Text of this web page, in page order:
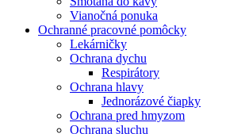
Vianočná ponuka
Ochranné pracovné pomôcky
Lekárničky
Ochrana dychu
Respirátory
Ochrana hlavy
Jednorázové čiapky
Ochrana pred hmyzom
Ochrana sluchu